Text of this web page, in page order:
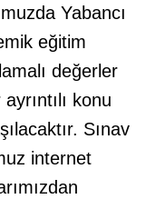
Yabancı
eğitim
değerler
konu
Sınav
internet